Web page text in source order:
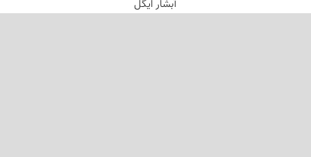
آبشار ایگل